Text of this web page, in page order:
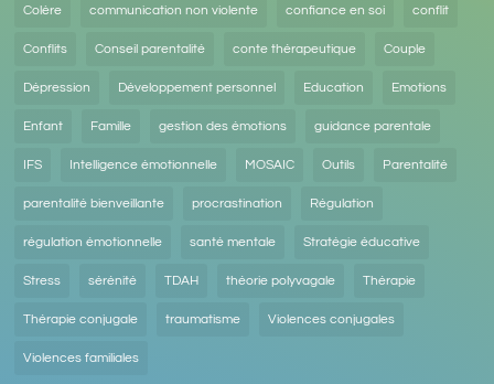
Colère communication non violente confiance en soi conflit
Conflits Conseil parentalité conte thérapeutique Couple
Dépression Développement personnel Education Emotions
Enfant Famille gestion des émotions guidance parentale
IFS Intelligence émotionnelle MOSAIC Outils Parentalité
parentalité bienveillante procrastination Régulation
régulation émotionnelle santé mentale Stratégie éducative
Stress sérénité TDAH théorie polyvagale Thérapie
Thérapie conjugale traumatisme Violences conjugales
Violences familiales